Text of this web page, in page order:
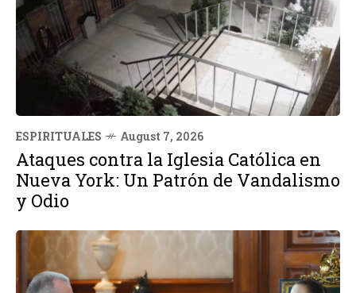
ESPIRITUALES August 7, 2026
Ataques contra la Iglesia Católica en
Nueva York: Un Patrón de Vandalismo
y Odio